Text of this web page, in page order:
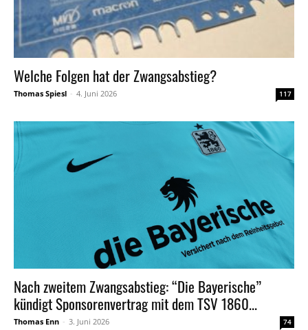
Welche Folgen hat der Zwangsabstieg?
Thomas Spiesl - 4. Juni 2026 117
Nach zweitem Zwangsabstieg: “Die Bayerische”
kündigt Sponsorenvertrag mit dem TSV 1860...
Thomas Enn - 3. Juni 2026 74